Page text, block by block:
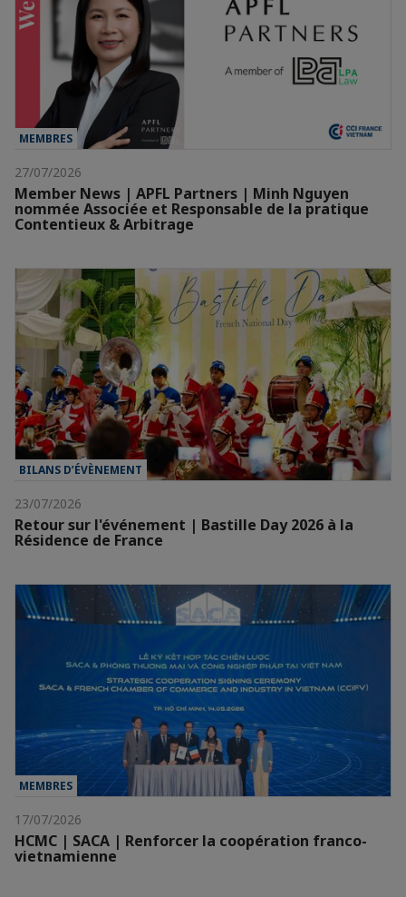
MEMBRES
27/07/2026
Member News | APFL Partners | Minh Nguyen
nommée Associée et Responsable de la pratique
Contentieux & Arbitrage
BILANS D’ÉVÈNEMENT
23/07/2026
Retour sur l'événement | Bastille Day 2026 à la
Résidence de France
MEMBRES
17/07/2026
HCMC | SACA | Renforcer la coopération franco-
vietnamienne